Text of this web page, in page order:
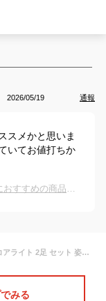
2026/05/19 通報
スメかと思いま
いてお値打ちか
インソールで無理なくダイエットしたい人におすすめの商品は？
インソール ダイエット bmz コアライト 2足 セット 姿勢 矯正 衝撃吸収 立ち仕事 アーチサポート o脚 外反母趾 体幹 子供 トレーニング 扁平足 足底筋膜炎 フット エステ シークレット 踏み抜き 防止 レディース メンズ 中敷き 下敷き 足つぼ 足裏 痛み 履くだけ 男性 体幹
みる